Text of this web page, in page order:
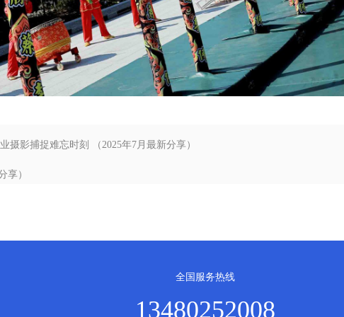
影捕捉难忘时刻 （2025年7月最新分享）
享）
全国服务热线
13480252008